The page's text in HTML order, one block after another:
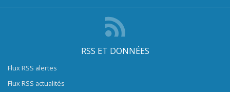
RSS ET DONNÉES
Flux RSS alertes
Flux RSS actualités